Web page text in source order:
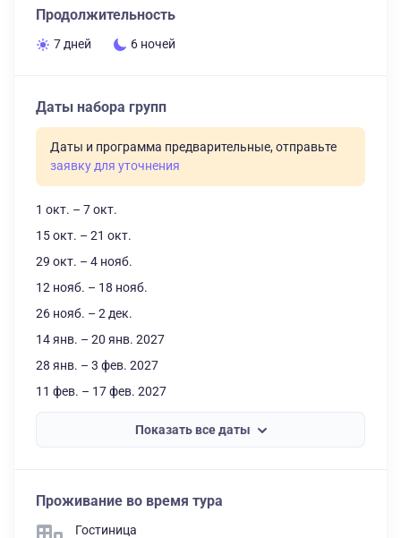
Продолжительность
7 дней 6 ночей
Даты набора групп
Даты и программа предварительные, отправьте
заявку для уточнения
1 окт. – 7 окт.
15 окт. – 21 окт.
29 окт. – 4 нояб.
12 нояб. – 18 нояб.
26 нояб. – 2 дек.
14 янв. – 20 янв. 2027
28 янв. – 3 фев. 2027
11 фев. – 17 фев. 2027
Показать все даты
Проживание во время тура
Гостиница